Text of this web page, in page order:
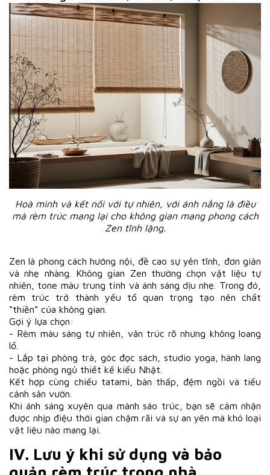
Hoà mình và kết nối với tự nhiên, với ánh nắng là điều
mà rèm trúc mang lại cho không gian mang phong cách
Zen tĩnh lặng.
Zen là phong cách hướng nội, đề cao sự yên tĩnh, đơn giản
và nhẹ nhàng. Không gian Zen thường chọn vật liệu tự
nhiên, tone màu trung tính và ánh sáng dịu nhẹ. Trong đó,
rèm trúc trở thành yếu tố quan trọng tạo nên chất
“thiền” của không gian.
Gợi ý lựa chọn:
- Rèm màu sáng tự nhiên, vân trúc rõ nhưng không loang
lổ.
- Lắp tại phòng trà, góc đọc sách, studio yoga, hành lang
hoặc phòng ngủ thiết kế kiểu Nhật.
Kết hợp cùng chiếu tatami, bàn thấp, đệm ngồi và tiểu
cảnh sân vườn.
Khi ánh sáng xuyên qua mành sáo trúc, bạn sẽ cảm nhận
được nhịp điệu thời gian chậm rãi và sự an yên mà khó loại
vật liệu nào mang lại.
IV. Lưu ý khi sử dụng và bảo